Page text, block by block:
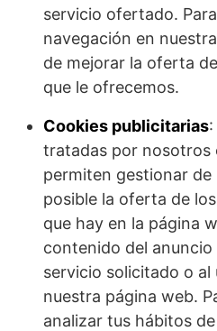
servicio ofertado.
navegación en
de mejorar la oferta
que le ofrecemos.
Cookies publicitarias
tratadas por nosotros
permiten gestionar
posible la oferta de
que hay en la página
contenido del
servicio solicitado o al
nuestra página web.
analizar tus hábitos